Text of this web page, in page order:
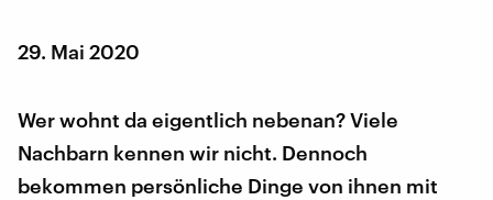
29. Mai 2020
Wer wohnt da eigentlich nebenan? Viele
Nachbarn kennen wir nicht. Dennoch
bekommen persönliche Dinge von ihnen mit